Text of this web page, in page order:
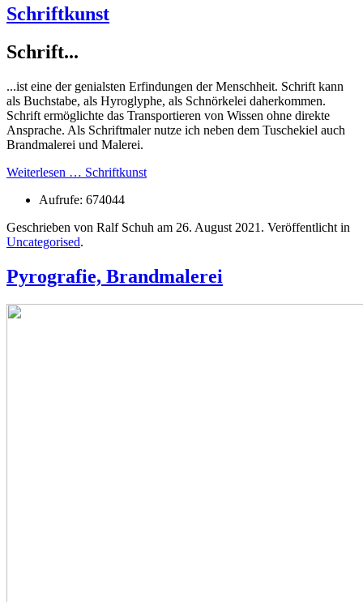
Schriftkunst
Schrift...
...ist eine der genialsten Erfindungen der Menschheit. Schrift kann
als Buchstabe, als Hyroglyphe, als Schnörkelei daherkommen.
Schrift ermöglichte das Transportieren von Wissen ohne direkte
Ansprache. Als Schriftmaler nutze ich neben dem Tuschekiel auch
Brandmalerei und Malerei.
Weiterlesen … Schriftkunst
Aufrufe: 674044
Geschrieben von Ralf Schuh am 26. August 2021 . Veröffentlicht in
Uncategorised.
Pyrografie, Brandmalerei